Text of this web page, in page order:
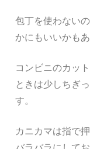
包丁を使わない
かにもいいかも
コンビニのカッ
ときは少しちぎ
す。
カニカマは指で